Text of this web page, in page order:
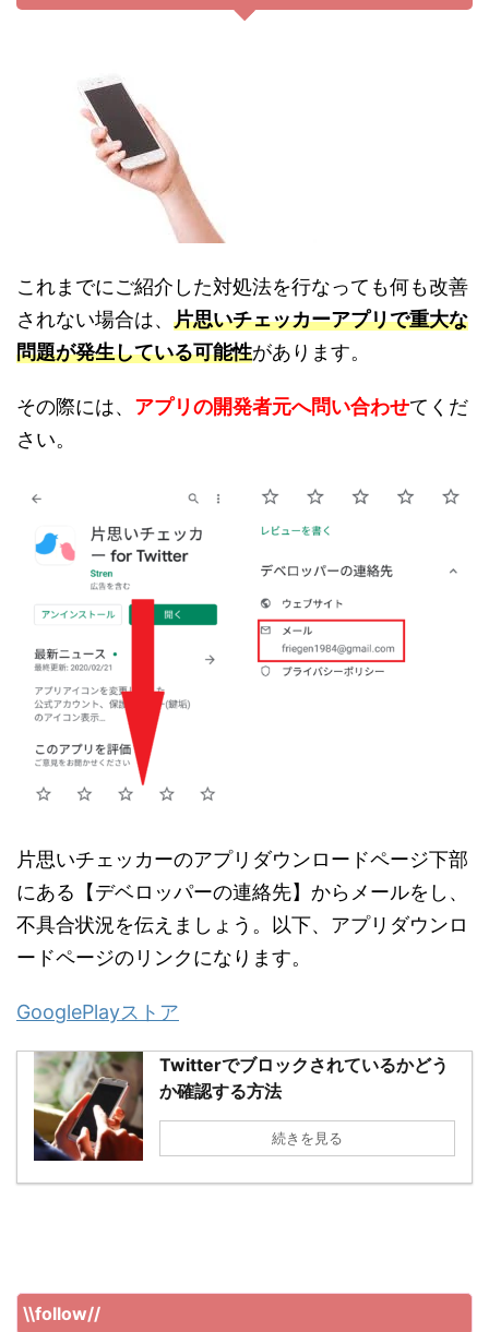
これまでにご紹介した対処法を行なっても何も改善
されない場合は、 片思いチェッカーアプリで重大な
問題が発生している可能性があります。
その際には、 アプリの開発者元へ問い合わせてくだ
さい。
片思いチェッカーのアプリダウンロードページ下部
にある【デベロッパーの連絡先】からメールをし、
不具合状況を伝えましょう。以下、アプリダウンロ
ードページのリンクになります。
GooglePlayストア
Twitterでブロックされているかどう
か確認する方法
続きを見る
\\follow//